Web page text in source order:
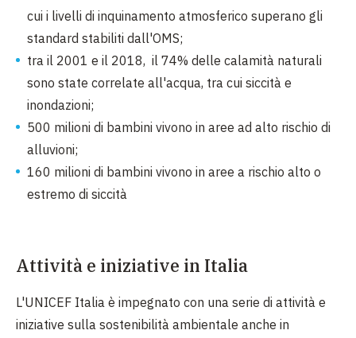
cui i livelli di inquinamento atmosferico superano gli
standard stabiliti dall'OMS;
tra il 2001 e il 2018, il 74% delle calamità naturali
sono state correlate all'acqua, tra cui siccità e
inondazioni;
500 milioni di bambini vivono in aree ad alto rischio di
alluvioni;
160 milioni di bambini vivono in aree a rischio alto o
estremo di siccità
Attività e iniziative in Italia
L'UNICEF Italia è impegnato con una serie di attività e
iniziative sulla sostenibilità ambientale anche in